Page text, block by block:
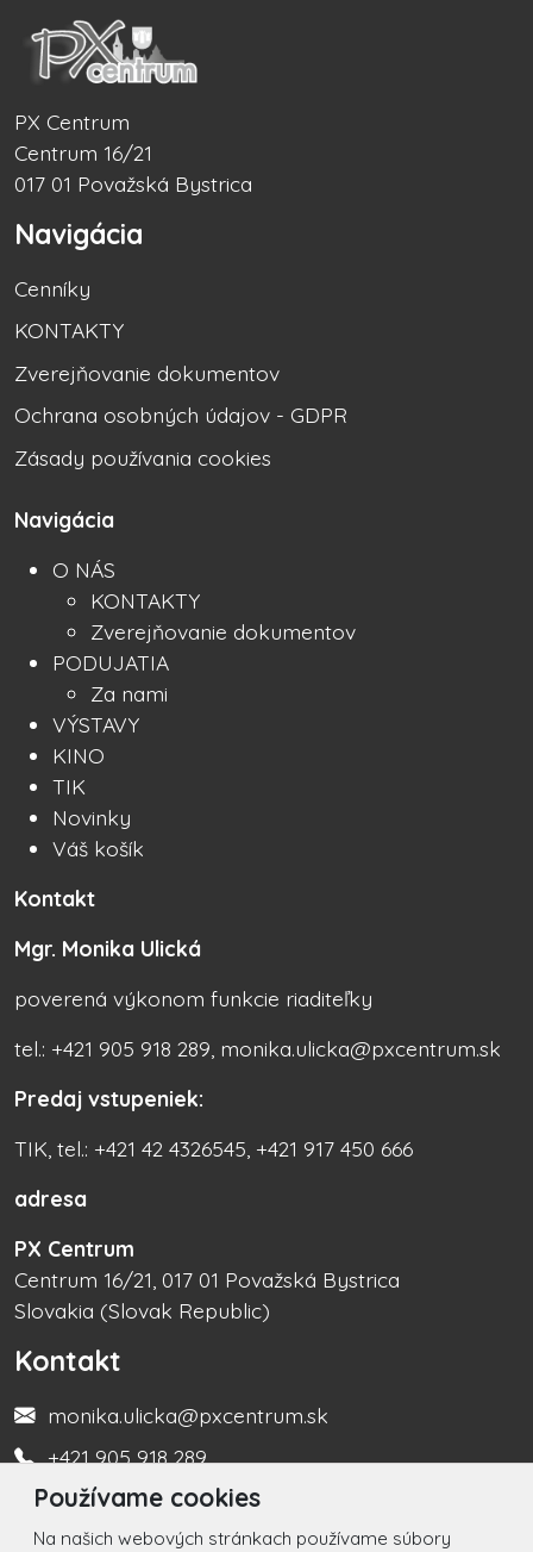
Používame cookies
Na našich webových stránkach používame súbory
PX Centrum
Centrum 16/21
017 01 Považská Bystrica
Navigácia
Cenníky
KONTAKTY
Zverejňovanie dokumentov
Ochrana osobných údajov - GDPR
Zásady používania cookies
Navigácia
O NÁS
KONTAKTY
Zverejňovanie dokumentov
PODUJATIA
Za nami
VÝSTAVY
KINO
TIK
Novinky
Váš košík
Kontakt
Mgr. Monika Ulická
poverená výkonom funkcie riaditeľky
tel.: +421 905 918 289, monika.ulicka@pxcentrum.sk
Predaj vstupeniek:
TIK, tel.: +421 42 4326545, +421 917 450 666
adresa
PX Centrum
Centrum 16/21, 017 01 Považská Bystrica
Slovakia (Slovak Republic)
Kontakt
monika.ulicka@pxcentrum.sk
+421 905 918 289
Turistická informačná kancelária +421 917 450 666